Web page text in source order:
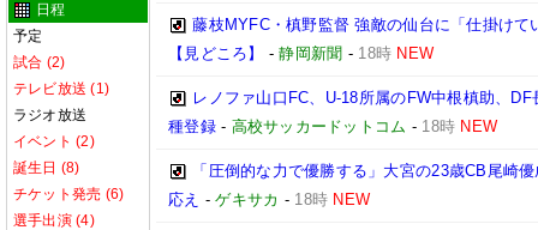
日程
予定
試合 (2)
テレビ放送 (1)
ラジオ放送
イベント (2)
誕生日 (8)
チケット発売 (6)
選手出演 (4)
藤枝MYFC・槙野監督 強敵の仙台に「仕掛け
【見どころ】
-静岡新聞 - 18時 NEW
レノファ山口FC、U-18所属のFW中根槙助、
種登録- 高校サッカードットコム - 18時 NEW
「圧倒的な力で優勝する」大宮の23歳CB尾崎
応え -ゲキサカ - 18時 NEW